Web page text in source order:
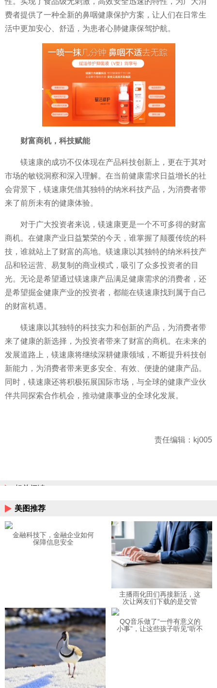
费者提供了一种全新的鼻咽健康保护方案，让人们在日常生
活中更加安心、舒适，为患者心肺健康保驾护航。
财富商机，科技赋能
镁速康的成功不仅体现在产品科技创新上，更在于其对
市场的敏锐洞察和深入理解。在当前健康需求日益增长的社
会背景下，镁速康凭借其独特的纳米科技产品，为消费者带
来了前所未有的健康体验。
对于广大投资者来说，镁速康更是一个不可多得的财富
商机。在健康产业日益繁荣的今天，谁掌握了颠覆传统的科
技，谁就站上了财富的高地。镁速康以其独特的纳米科技产
品和轻运营、易复制的商业模式，吸引了众多投资者的目
光。无论是希望通过镁速康产品满足健康需求的消费者，还
是希望掘金健康产业的投资者，都能在镁速康找到属于自己
的财富机遇。
镁速康以其独特的科技实力和创新的产品，为消费者带
来了健康的新选择，为投资者带来了财富的商机。在未来的
发展道路上，镁速康将继续深耕健康领域，不断提升科技创
新能力，为消费者带来更多安全、有效、便捷的健康产品。
同时，镁速康还将积极拓展国际市场，与全球的健康产业伙
伴共同探索合作机会，推动健康事业的全球化发展。
责任编辑：kj005
相关阅读
美图推荐
金融科技下，金融企业如何
保障信息安全
主播雨化田们再接新活，这
次让网友们下载的是交管
QQ音乐做了“一件有意义的
小事”，让这些孩子听见“听不